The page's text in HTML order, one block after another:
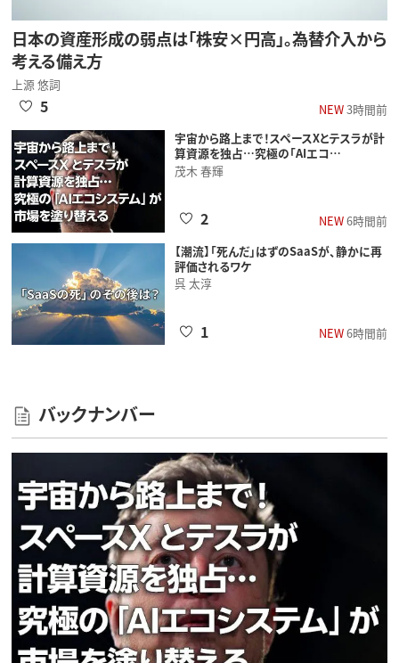
日本の資産形成の弱点は「株安×円高」。為替介入から
考える備え方
上源 悠詞
NEW3時間前
5
宇宙から路上まで！スペースXとテスラが計
算資源を独占…究極の「AIエコ…
茂木 春輝
NEW6時間前
2
【潮流】「死んだ」はずのSaaSが、静かに再
評価されるワケ
呉 太淳
NEW6時間前
1
バックナンバー